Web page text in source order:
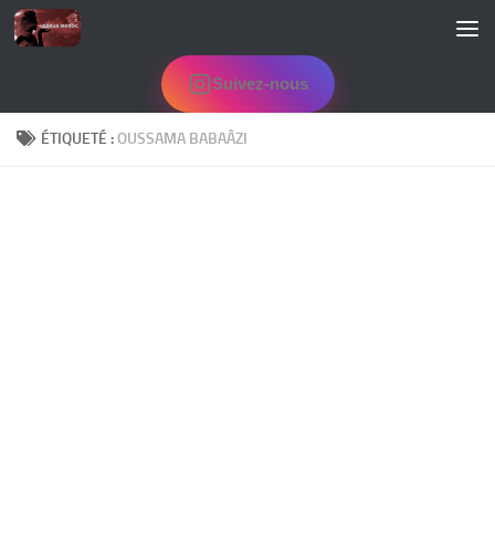
Skip to content
Suivez-nous
ÉTIQUETÉ :OUSSAMA BABAÂZI